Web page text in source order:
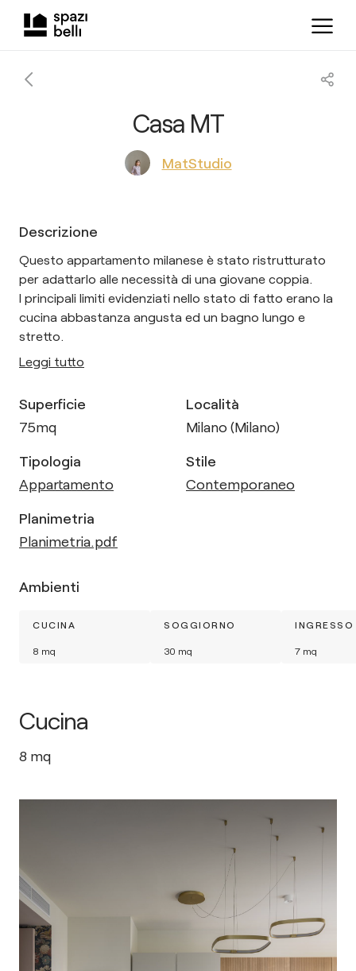
Casa MT
MatStudio
Descrizione
Questo appartamento milanese è stato ristrutturato
per adattarlo alle necessità di una giovane coppia.
I principali limiti evidenziati nello stato di fatto erano la
cucina abbastanza angusta ed un bagno lungo e
stretto.
Leggi tutto
Superficie
75mq
Località
Milano (Milano)
Tipologia
Appartamento
Stile
Contemporaneo
Planimetria
Planimetria.pdf
Ambienti
CUCINA
8 mq
SOGGIORNO
30 mq
INGRESSO
7 mq
Cucina
8 mq